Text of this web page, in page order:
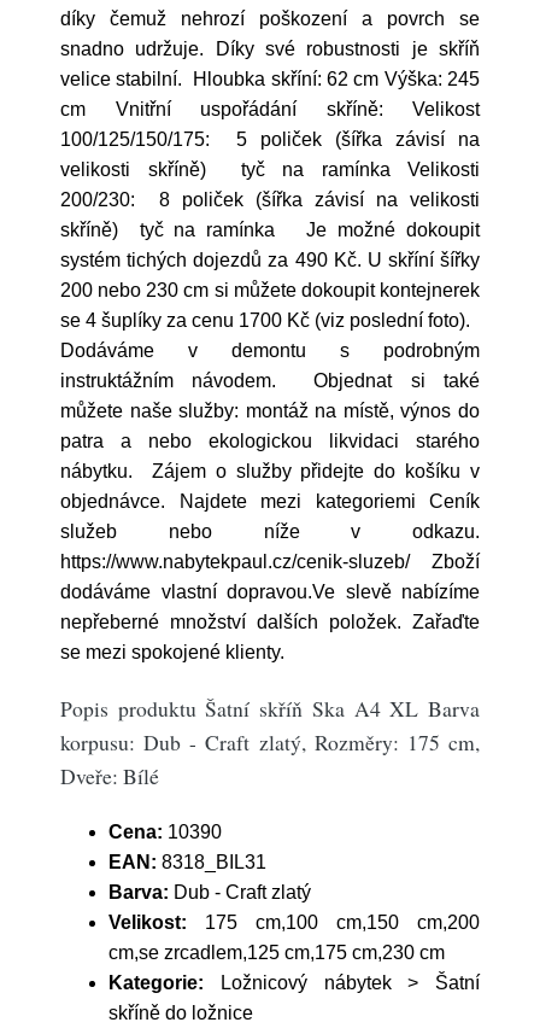
díky čemuž nehrozí poškození a povrch se
snadno udržuje. Díky své robustnosti je skříň
velice stabilní. Hloubka skříní: 62 cm Výška: 245
cm Vnitřní uspořádání skříně: Velikost
100/125/150/175: 5 poliček (šířka závisí na
velikosti skříně) tyč na ramínka Velikosti
200/230: 8 poliček (šířka závisí na velikosti
skříně) tyč na ramínka Je možné dokoupit
systém tichých dojezdů za 490 Kč. U skříní šířky
200 nebo 230 cm si můžete dokoupit kontejnerek
se 4 šuplíky za cenu 1700 Kč (viz poslední foto).
Dodáváme v demontu s podrobným
instruktážním návodem. Objednat si také
můžete naše služby: montáž na místě, výnos do
patra a nebo ekologickou likvidaci starého
nábytku. Zájem o služby přidejte do košíku v
objednávce. Najdete mezi kategoriemi Ceník
služeb nebo níže v odkazu.
https://www.nabytekpaul.cz/cenik-sluzeb/ Zboží
dodáváme vlastní dopravou.Ve slevě nabízíme
nepřeberné množství dalších položek. Zařaďte
se mezi spokojené klienty.
Popis produktu Šatní skříň Ska A4 XL Barva
korpusu: Dub - Craft zlatý, Rozměry: 175 cm,
Dveře: Bílé
Cena: 10390
EAN: 8318_BIL31
Barva: Dub - Craft zlatý
Velikost: 175 cm,100 cm,150 cm,200
cm,se zrcadlem,125 cm,175 cm,230 cm
Kategorie: Ložnicový nábytek > Šatní
skříně do ložnice